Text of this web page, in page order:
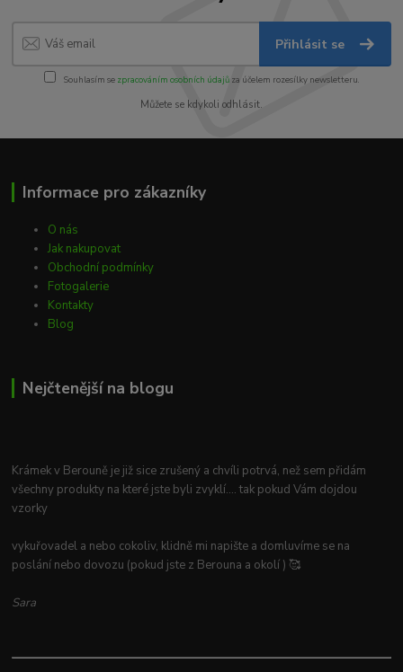
Přihlásit se
Souhlasím se zpracováním osobních údajůza účelem rozesílky newsletteru.
Můžete se kdykoli odhlásit.
Informace pro zákazníky
O nás
Jak nakupovat
Obchodní podmínky
Fotogalerie
Kontakty
Blog
Nejčtenější na blogu
Krámek v Berouně je již sice zrušený a chvíli potrvá, než sem přidám
všechny produkty na které jste byli zvyklí.... tak pokud Vám dojdou
vzorky
vykuřovadel a nebo cokoliv, klidně mi napište a domluvíme se na
poslání nebo dovozu (pokud jste z Berouna a okolí ) 🥰
Sara